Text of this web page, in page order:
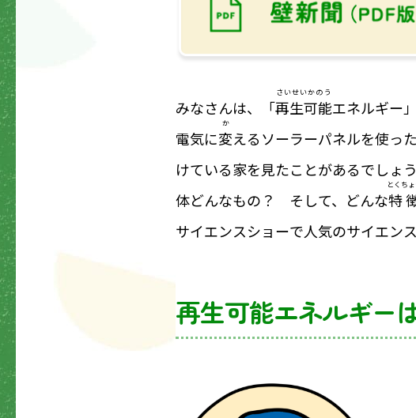
みなさんは、「再生可能
さいせいかのう
エネルギー
電気に変
か
えるソーラーパネルを使っ
けている家を見たことがあるでしょ
体どんなもの？ そして、どんな特
とくちょ
サイエンスショーで人気のサイエン
再生可能エネルギー